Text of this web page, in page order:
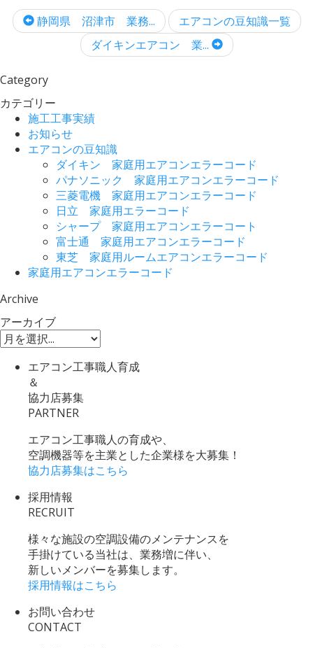
静岡県 沼津市 業務...
エアコンの豆知識一覧
ダイキンエアコン 業...
Category
カテゴリー
施工工事実績
お知らせ
エアコンの豆知識
ダイキン 家庭用エアコンエラーコード
パナソニック 家庭用エアコンエラーコード
三菱電機 家庭用エアコンエラーコード
日立 家庭用エラーコード
シャープ 家庭用エアコンエラーコート
富士通 家庭用エアコンエラーコード
東芝 家庭用ルームエアコンエラーコード
家庭用エアコンエラーコード
Archive
アーカイブ
エアコン工事職人育成
＆
協力店募集
PARTNER
エアコン工事職人の育成や、
空調機器等を主業とした企業様を大募集！
協力店募集はこちら
採用情報
RECRUIT
様々な施設の空調設備のメンテナンスを
手掛けている当社は、業務増に伴い、
新しいメンバーを募集します。
採用情報はこちら
お問い合わせ
CONTACT